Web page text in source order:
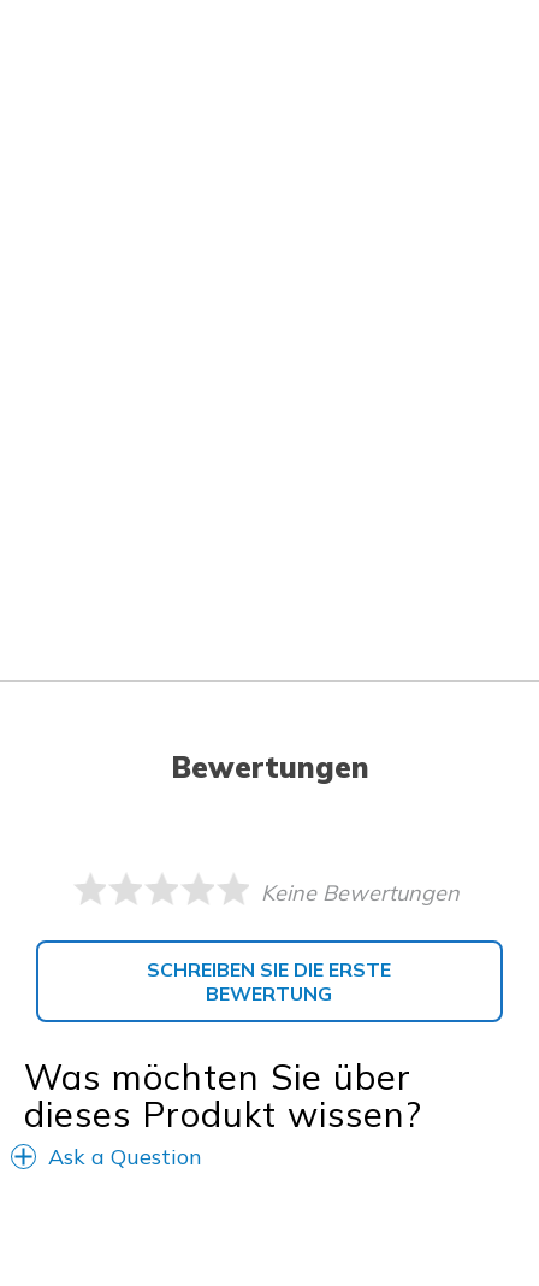
Bewertungen
Keine Bewertungen
SCHREIBEN SIE DIE ERSTE
BEWERTUNG
Was möchten Sie über
dieses Produkt wissen?
Ask a Question